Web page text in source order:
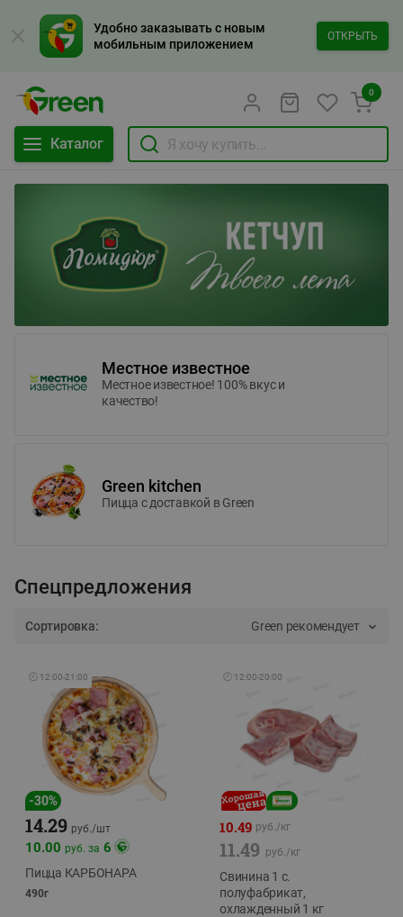
Удобно заказывать с новым
мобильным приложением
ОТКРЫТЬ
Каталог
0
Местное известное
Местное известное! 100% вкус и
качество!
Green kitchen
Пицца c доставкой в Green
Спецпредложения
Сортировка: Green рекомендует
🕘 12:00-21:00
-30%
14.29 руб./шт
10.00 руб. за 6
Пицца КАРБОНАРА
490г
🕘 12:00-20:00
10.49 руб./кг
11.49 руб./кг
Свинина 1 с.
полуфабрикат,
охлажденный 1 кг